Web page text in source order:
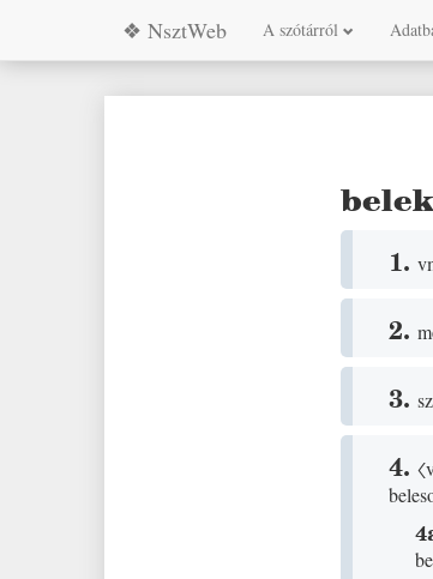
❖ NsztWeb A szótárról
1.
2.
3.
4.